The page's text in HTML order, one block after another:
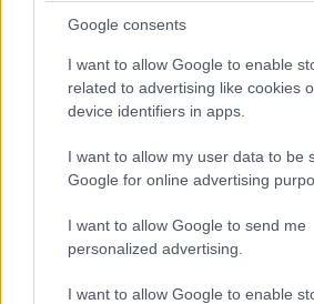
Google consents
I want to allow Google to enable
related to advertising like cookies
device identifiers in apps.
I want to allow my user data to be
Google for online advertising
I want to allow Google to send me
personalized advertising.
I want to allow Google to enable
becsúszhat a "munkaórák" közben is.
Ezekről igyekszünk előre jelzést
minél gyorsabban befejezni a
azonban már biztos, mégpedig
reggel 7:30 perctől kis ideig